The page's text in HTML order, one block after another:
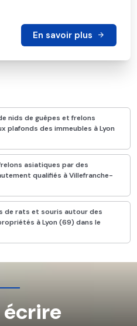
En savoir plus
nids de guêpes et frelons
plafonds des immeubles à Lyon
asiatiques par des
qualifiés à Villefranche-
de rats et souris autour des
à Lyon (69) dans le
écrire